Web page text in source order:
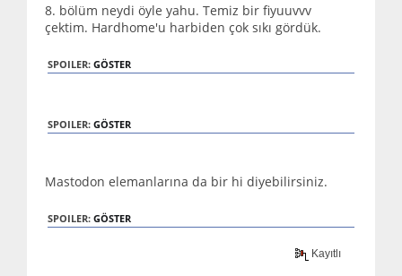
8. bölüm neydi öyle yahu. Temiz bir fiyuuvvv
çektim. Hardhome'u harbiden çok sıkı gördük.
SPOILER: GÖSTER
SPOILER: GÖSTER
Mastodon elemanlarına da bir hi diyebilirsiniz.
SPOILER: GÖSTER
Kayıtlı